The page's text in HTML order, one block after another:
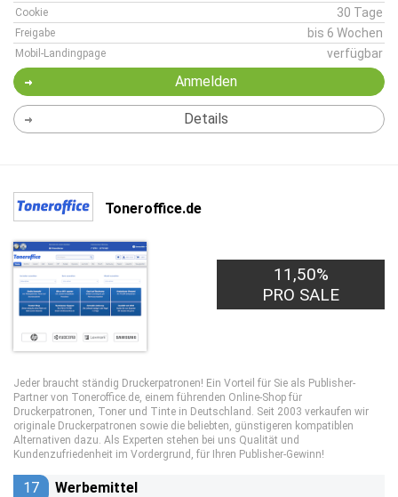
Cookie 30 Tage
Freigabe bis 6 Wochen
Mobil-Landingpage verfügbar
Anmelden
Details
Toneroffice.de
11,50%
PRO SALE
Jeder braucht ständig Druckerpatronen! Ein Vorteil für Sie als Publisher-
Partner von Toneroffice.de, einem führenden Online-Shop für
Druckerpatronen, Toner und Tinte in Deutschland. Seit 2003 verkaufen wir
originale Druckerpatronen sowie die beliebten, günstigeren kompatiblen
Alternativen dazu. Als Experten stehen bei uns Qualität und
Kundenzufriedenheit im Vordergrund, für Ihren Publisher-Gewinn!
17 Werbemittel